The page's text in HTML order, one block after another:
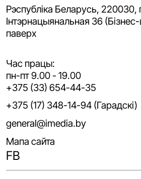
Рэспубліка Беларусь, 220030,
Iнтэрнацыянальная 36
паверх
Час працы:
пн-пт 9.00 - 19.00
+375 (33) 654-44-35
+375 (17) 348-14-94 (Гарадскі)
general@imedia.by
Мапа сайта
FB